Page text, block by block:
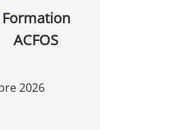
Formation
ACFOS
2026